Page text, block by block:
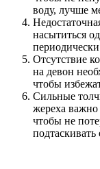
воду, лучше
насытиться
Отсутствие
на девон
чтобы
Сильные
жереха важно
чтобы не
подтаскивать